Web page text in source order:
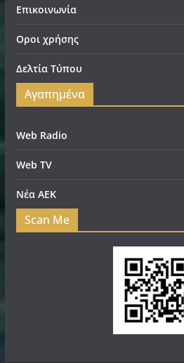
Επικοινωνία
Οροι χρήσης
Δελτία Τύπου
Αγαπημένα
Web Radio
Web TV
Νέα ΑΕΚ
Scan Me